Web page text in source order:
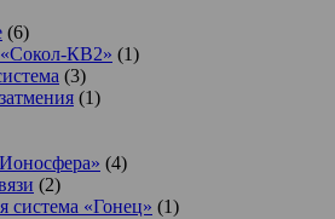
(6)
КВ2» (1)
(3)
(1)
(4)
(2)
система «Гонец» (1)